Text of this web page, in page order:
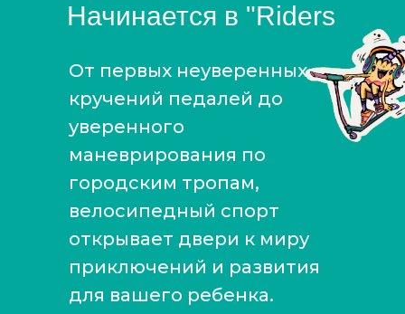
От первых неуверенных
кручений педалей до
уверенного
маневрирования по
городским тропам,
велосипедный спорт
открывает двери к миру
приключений и развития
для вашего ребенка.
Начинается в "Riders